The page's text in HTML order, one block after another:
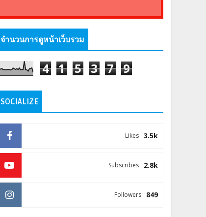
จำนวนการดูหน้าเว็บรวม
4 1 5 3 7 9
SOCIALIZE
3.5k
Likes
2.8k
Subscribes
849
Followers